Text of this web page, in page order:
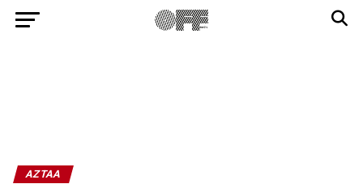
AZTAA